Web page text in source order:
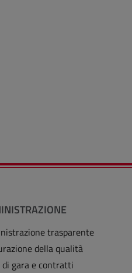
trasparente
della qualità
di gara e contratti